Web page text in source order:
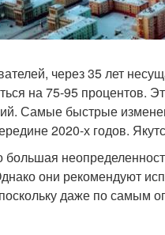
через 35 лет
на 75-95 процентов.
Самые быстрые
2020-х годов.
они рекомендуют
даже по самым